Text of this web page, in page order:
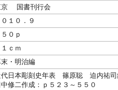
京 国書刊行会
０１０．９
５０ｐ
１ｃｍ
・明治編
代日本彫刻史年表 篠原聡 迫内祐
中修二作成：ｐ５２３～５５０